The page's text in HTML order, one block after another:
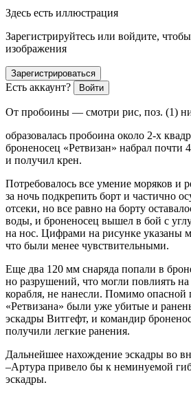
Здесь есть иллюстрация
Зарегистрируйтесь или войдите,
изображения
Зарегистрироваться
Есть аккаунт? Войти
От пробоины — смотри рис, поз. (1)
образовалась пробоина около 2-х
броненосец «Ретвизан» набрал почти
и получил крен.
Потребовалось все умение моряков и
за ночь подкрепить борт и частично
отсеки, но все равно на борту
воды, и броненосец вышел в бой с
на нос. Цифрами на рисунке указаны
что были менее чувствительными.
Еще два 120 мм снаряда попали в
но разрушений, что могли повлиять на
корабля, не нанесли. Помимо
«Ретвизана» были уже убитые и
эскадры Витгефт, и командир
получили легкие ранения.
Дальнейшее нахождение эскадры во
–Артура привело бы к неминуемой
эскадры.